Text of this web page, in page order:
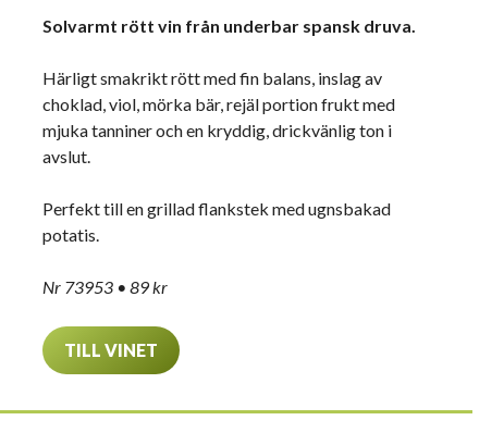
Solvarmt rött vin från underbar spansk druva.
Härligt smakrikt rött med fin balans, inslag av
choklad, viol, mörka bär, rejäl portion frukt med
mjuka tanniner och en kryddig, drickvänlig ton i
avslut.
Perfekt till en grillad flankstek med ugnsbakad
potatis.
Nr 73953 • 89 kr
TILL VINET